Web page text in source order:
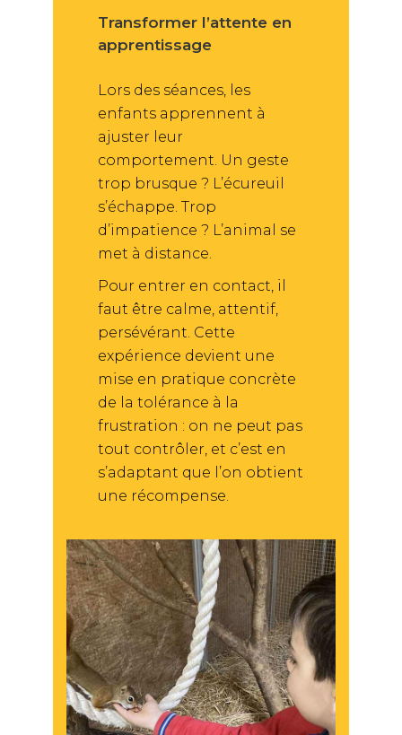
Transformer l’attente en
apprentissage
Lors des séances, les
enfants apprennent à
ajuster leur
comportement. Un geste
trop brusque ? L’écureuil
s’échappe. Trop
d’impatience ? L’animal se
met à distance.
Pour entrer en contact, il
faut être calme, attentif,
persévérant. Cette
expérience devient une
mise en pratique concrète
de la tolérance à la
frustration : on ne peut pas
tout contrôler, et c’est en
s’adaptant que l’on obtient
une récompense.